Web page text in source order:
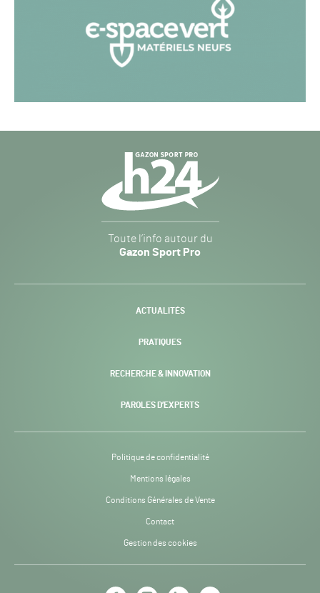
Sport
Pro
-
Toute l’info autour du
Gazon Sport Pro
ACTUALITÉS
PRATIQUES
RECHERCHE & INNOVATION
PAROLES D’EXPERTS
Politique de confidentialité
Mentions légales
Conditions Générales de Vente
Contact
Gestion des cookies